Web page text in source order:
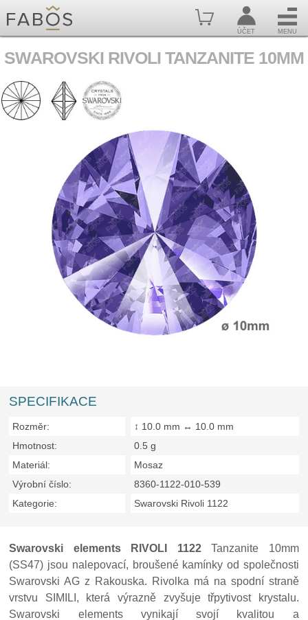
ÚČET MENU
SWAROVSKI RIVOLI TANZANITE 10MM
SPECIFIKACE
Rozměr:
↕ 10.0 mm ↔ 10.0 mm
Hmotnost:
0.5 g
Materiál:
Mosaz
Výrobní číslo:
8360-1122-010-539
Kategorie:
Swarovski Rivoli 1122
Swarovski elements RIVOLI 1122Tanzanite 10mm
(SS47) jsou nalepovací, broušené kamínky od společnosti
Swarovski AG z Rakouska. Rivolka má na spodní straně
vrstvu SIMILI, která výrazně zvyšuje třpytivost krystalu.
Swarovski elements vynikají svojí kvalitou a